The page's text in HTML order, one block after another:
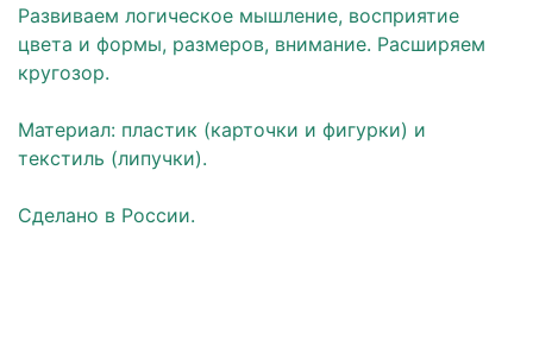
Развиваем логическое мышление, восприятие
цвета и формы, размеров, внимание. Расширяем
кругозор.
Материал: пластик (карточки и фигурки) и
текстиль (липучки).
Сделано в России.